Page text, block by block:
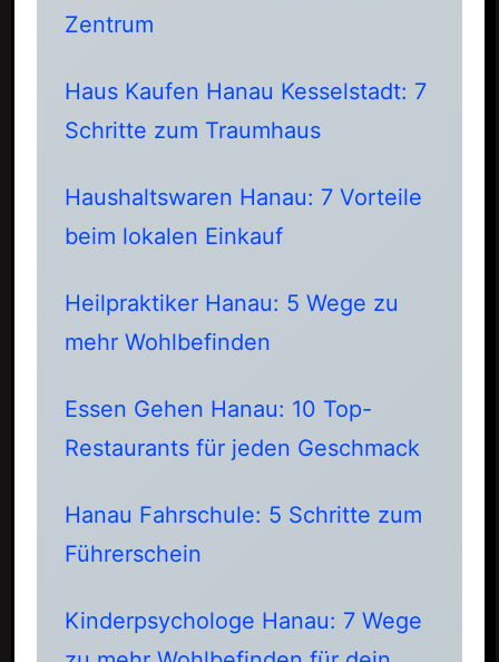
Zentrum
Haus Kaufen Hanau Kesselstadt: 7
Schritte zum Traumhaus
Haushaltswaren Hanau: 7 Vorteile
beim lokalen Einkauf
Heilpraktiker Hanau: 5 Wege zu
mehr Wohlbefinden
Essen Gehen Hanau: 10 Top-
Restaurants für jeden Geschmack
Hanau Fahrschule: 5 Schritte zum
Führerschein
Kinderpsychologe Hanau: 7 Wege